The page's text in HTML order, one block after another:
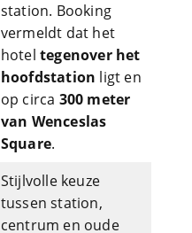
station. Booking
vermeldt dat het
hotel tegenover het
hoofdstation ligt en
op circa 300 meter
van Wenceslas
Square.
Stijlvolle keuze
tussen station,
centrum en oude